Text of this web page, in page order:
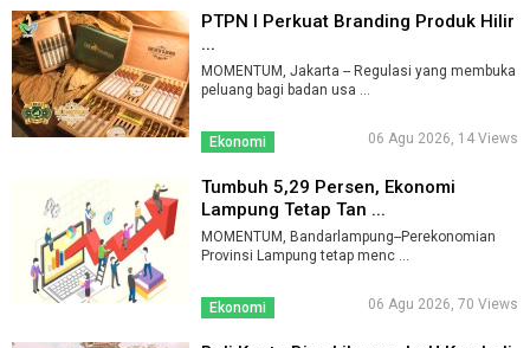
PTPN I Perkuat Branding Produk Hilir
...
MOMENTUM, Jakarta -- Regulasi yang membuka
peluang bagi badan usa ...
Ekonomi 06 Agu 2026, 14 Views
Tumbuh 5,29 Persen, Ekonomi
Lampung Tetap Tan ...
MOMENTUM, Bandarlampung--Perekonomian
Provinsi Lampung tetap menc ...
Ekonomi 06 Agu 2026, 70 Views